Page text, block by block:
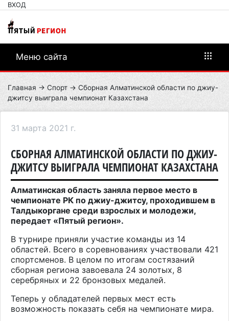
ВХОД
Меню сайта
Главная → Спорт → Cборная Алматинской области по джиу-
джитсу выиграла чемпионат Казахстана
31 марта 2021 г.
CБОРНАЯ АЛМАТИНСКОЙ ОБЛАСТИ ПО ДЖИУ-
ДЖИТСУ ВЫИГРАЛА ЧЕМПИОНАТ КАЗАХСТАНА
Алматинская область заняла первое место в
чемпионате РК по джиу-джитсу, проходившем в
Талдыкоргане среди взрослых и молодежи,
передает «Пятый регион».
В турнире приняли участие команды из 14
областей. Всего в соревнованиях участвовали 421
спортсменов. В целом по итогам состязаний
сборная региона завоевала 24 золотых, 8
серебряных и 22 бронзовых медалей.
Теперь у обладателей первых мест есть
возможность показать себя на чемпионате мира.